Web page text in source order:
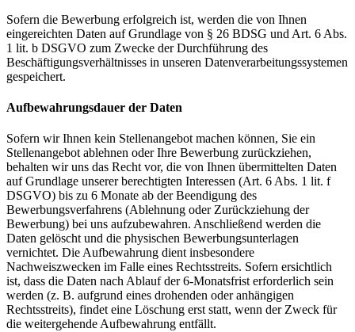
Sofern die Bewerbung erfolgreich ist, werden die von Ihnen
eingereichten Daten auf Grundlage von § 26 BDSG und Art. 6 Abs.
1 lit. b DSGVO zum Zwecke der Durchführung des
Beschäftigungsverhältnisses in unseren Datenverarbeitungssystemen
gespeichert.
Aufbewahrungsdauer der Daten
Sofern wir Ihnen kein Stellenangebot machen können, Sie ein
Stellenangebot ablehnen oder Ihre Bewerbung zurückziehen,
behalten wir uns das Recht vor, die von Ihnen übermittelten Daten
auf Grundlage unserer berechtigten Interessen (Art. 6 Abs. 1 lit. f
DSGVO) bis zu 6 Monate ab der Beendigung des
Bewerbungsverfahrens (Ablehnung oder Zurückziehung der
Bewerbung) bei uns aufzubewahren. Anschließend werden die
Daten gelöscht und die physischen Bewerbungsunterlagen
vernichtet. Die Aufbewahrung dient insbesondere
Nachweiszwecken im Falle eines Rechtsstreits. Sofern ersichtlich
ist, dass die Daten nach Ablauf der 6-Monatsfrist erforderlich sein
werden (z. B. aufgrund eines drohenden oder anhängigen
Rechtsstreits), findet eine Löschung erst statt, wenn der Zweck für
die weitergehende Aufbewahrung entfällt.